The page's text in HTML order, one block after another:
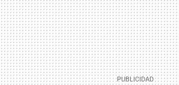
MAIL